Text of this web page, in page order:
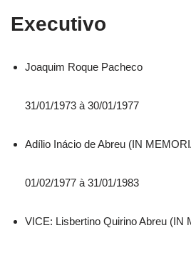
Executivo
Joaquim Roque Pacheco
31/01/1973 à 30/01/1977
Adílio Inácio de Abreu (IN
01/02/1977 à 31/01/1983
VICE: Lisbertino Quirino Abreu (IN